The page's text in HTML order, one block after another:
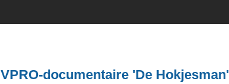
VPRO-documentaire 'De Hokjesman'